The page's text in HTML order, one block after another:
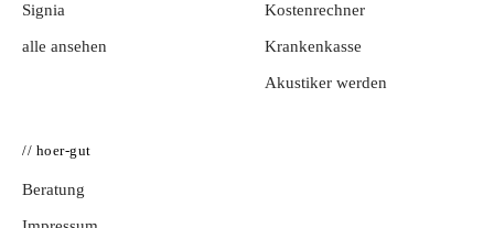
Signia
alle ansehen
Kostenrechner
Krankenkasse
Akustiker werden
// hoer-gut
Beratung